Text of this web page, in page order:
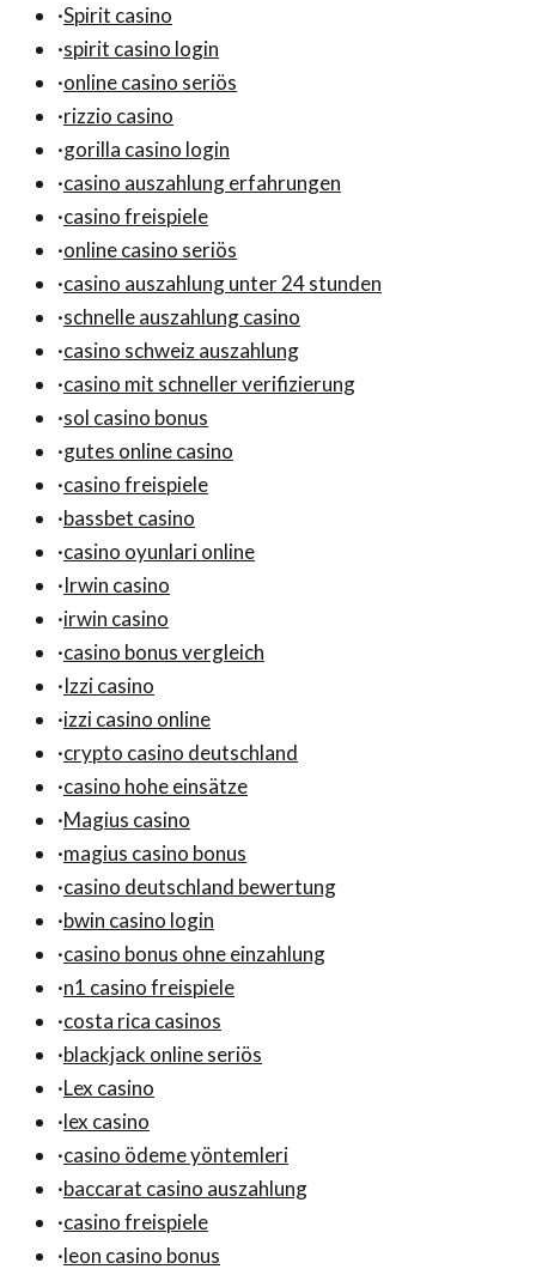
·Spirit casino
·spirit casino login
·online casino seriös
·rizzio casino
·gorilla casino login
·casino auszahlung erfahrungen
·casino freispiele
·online casino seriös
·casino auszahlung unter 24 stunden
·schnelle auszahlung casino
·casino schweiz auszahlung
·casino mit schneller verifizierung
·sol casino bonus
·gutes online casino
·casino freispiele
·bassbet casino
·casino oyunlari online
·Irwin casino
·irwin casino
·casino bonus vergleich
·Izzi casino
·izzi casino online
·crypto casino deutschland
·casino hohe einsätze
·Magius casino
·magius casino bonus
·casino deutschland bewertung
·bwin casino login
·casino bonus ohne einzahlung
·n1 casino freispiele
·costa rica casinos
·blackjack online seriös
·Lex casino
·lex casino
·casino ödeme yöntemleri
·baccarat casino auszahlung
·casino freispiele
·leon casino bonus